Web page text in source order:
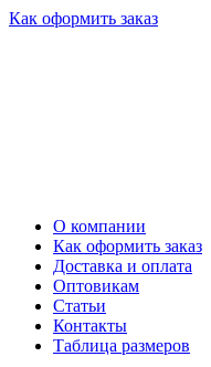
Как оформить заказ
О компании
Как оформить заказ
Доставка и оплата
Оптовикам
Статьи
Контакты
Таблица размеров